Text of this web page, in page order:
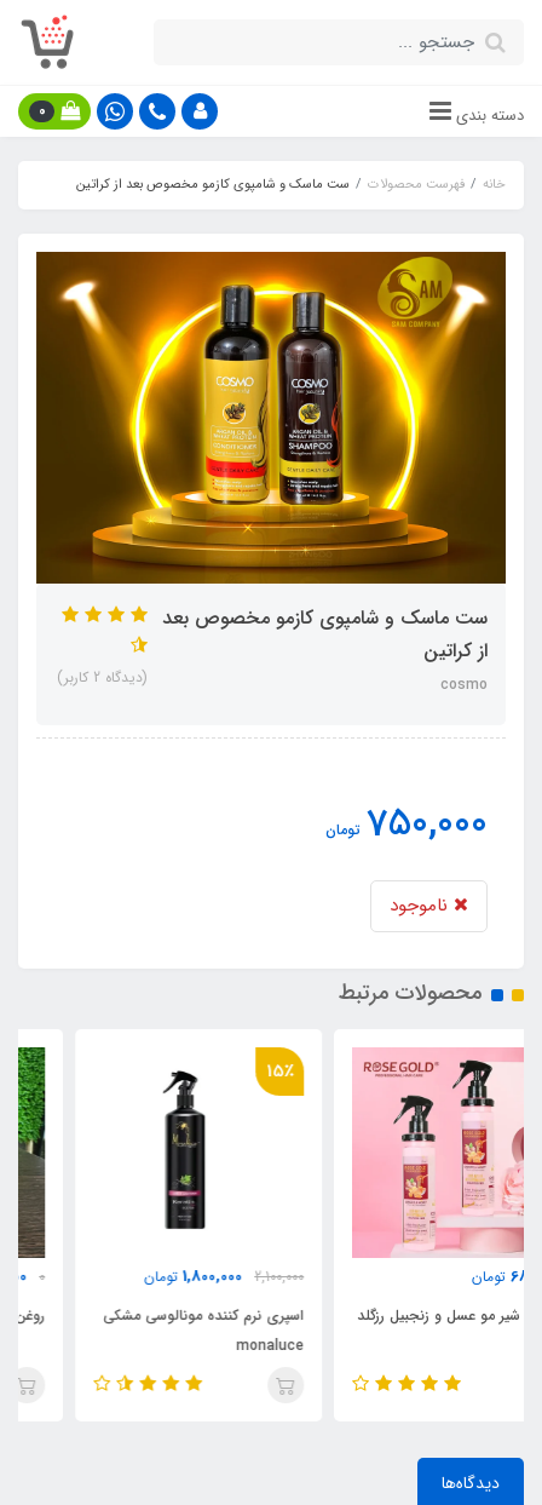
دسته بندی 0
خانه فهرست محصولات ست ماسک و شامپوی کازمو مخصوص بعد از کراتین
ست ماسک و شامپوی کازمو مخصوص بعد
از کراتین
cosmo (دیدگاه 2 کاربر)
750,000 تومان
ناموجود
محصولات مرتبط
15٪
2,100,000
اسپری نرم کننده مونالوسی مشکی
0
850,000 تومان
روغن آرگان ۵۰ میل اورجینال مراکش
دیدگاه‌ها